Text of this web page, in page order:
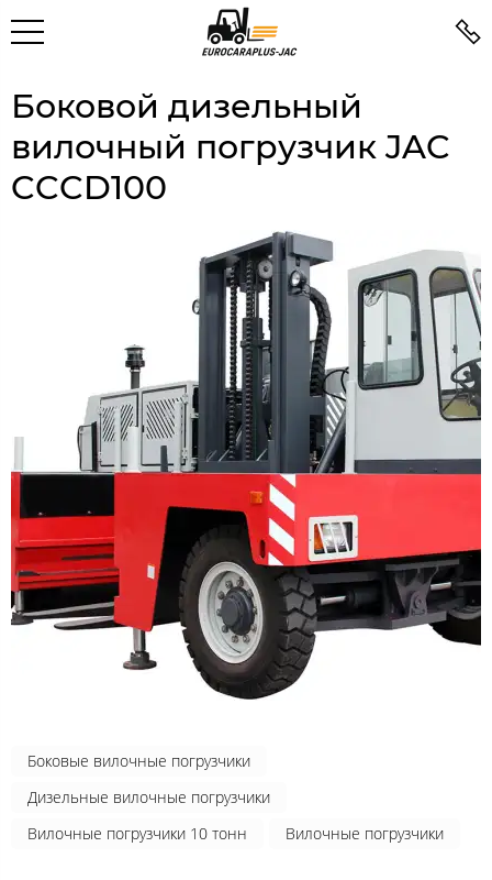
Боковой дизельный
вилочный погрузчик JAC
CCCD100
Боковые вилочные погрузчики
Дизельные вилочные погрузчики
Вилочные погрузчики 10 тонн
Вилочные погрузчики